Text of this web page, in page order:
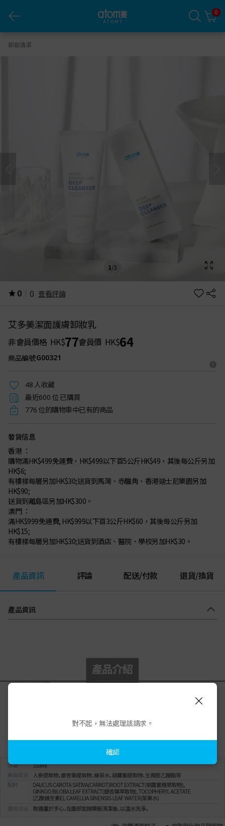
0
卸妝清潔
1/3
0 0 查看評論
艾多美潔面護膚卸妝乳
非會員價格 HK$77會員價 HK$64
商品編號G00321
48 人收藏
最近600 位 已購買
776 位的購物車中已有的商品
發貨信息
香港 ：
購物滿HK$499免運費，HK$499以下首5公斤HK$49，其後每公斤另加
HK$6;
有樓梯每層另加HK$30;送貨到馬灣、赤臘角、香港迪士尼樂園另加
HK$90;
送貨到離島區另加HK$300。
澳門 ：
滿HK$999免運費, HK$999以下首3公斤HK$60，其後每公斤另加
HK$15;
有樓梯每層另加HK$30;送貨到酒店、醫院、學校另加HK$30。
產品資訊 評論 配送/付款 退貨/換貨
產品資訊
對不起，無法處理該請求。
確認